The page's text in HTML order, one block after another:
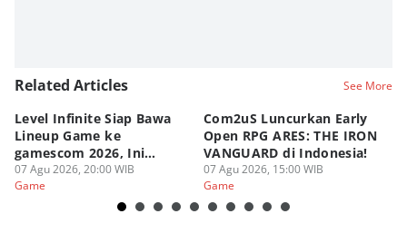
Related Articles See More
Level Infinite Siap Bawa
Lineup Game ke
gamescom 2026, Ini
Judulnya!
07 Agu 2026, 20:00 WIB
Game
Com2uS Luncurkan Early
Open RPG ARES: THE IRON
VANGUARD di Indonesia!
07 Agu 2026, 15:00 WIB
Game